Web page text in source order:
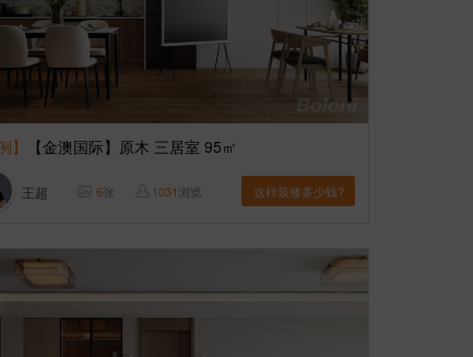
】 【金澳国际】原木 三居室 95㎡
王超 6张 1031浏览 这样装修多少钱?